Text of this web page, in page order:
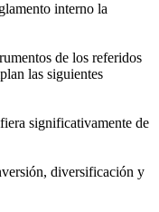
interno la
de los referidos
las siguientes
significativamente de
diversificación y